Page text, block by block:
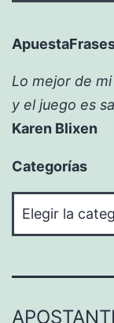
Lo mejor de
y el juego es
Karen Blixen
Categorías